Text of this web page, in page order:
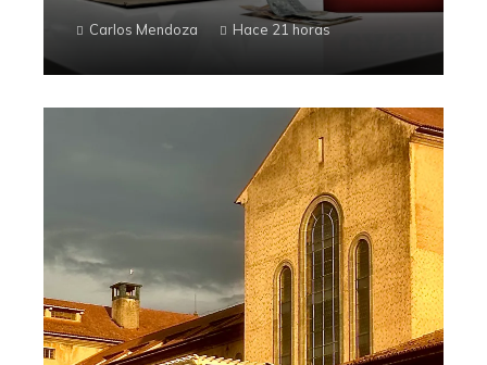
Carlos Mendoza Hace 21 horas